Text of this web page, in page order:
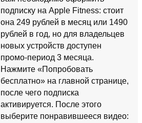
подписку на Apple Fitness: стоит
она 249 рублей в месяц или 1490
рублей в год, но для владельцев
новых устройств доступен
промо-период 3 месяца.
Нажмите «Попробовать
бесплатно» на главной странице,
после чего подписка
активируется. После этого
выберите понравившееся видео: